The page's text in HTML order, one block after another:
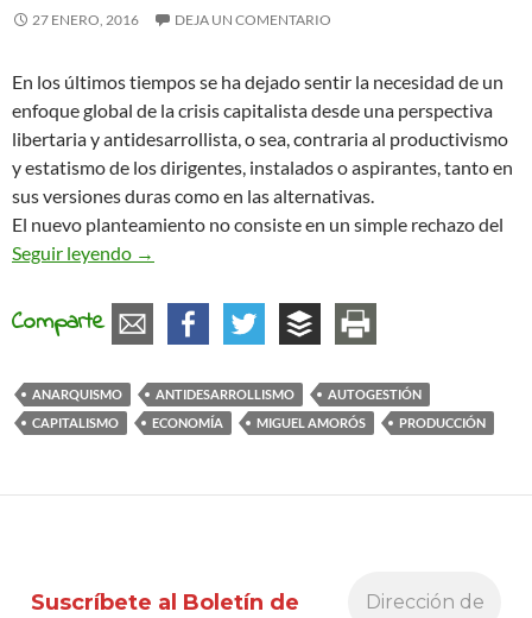
27 ENERO, 2016 DEJA UN COMENTARIO
En los últimos tiempos se ha dejado sentir la necesidad de un
enfoque global de la crisis capitalista desde una perspectiva
libertaria y antidesarrollista, o sea, contraria al productivismo
y estatismo de los dirigentes, instalados o aspirantes, tanto en
sus versiones duras como en las alternativas.
El nuevo planteamiento no consiste en un simple rechazo del
Seguir leyendo Antidesarrollismo
→
Comparte
ANARQUISMO ANTIDESARROLLISMO
AUTOGESTIÓN
CAPITALISMO
ECONOMÍA MIGUEL AMORÓS PRODUCCIÓN
Suscríbete al Boletín de